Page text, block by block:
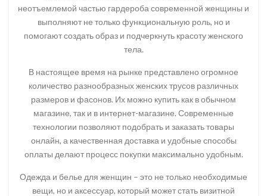
неотъемлемой частью гардероба современной женщины и
выполняют не только функциональную роль, но и
помогают создать образ и подчеркнуть красоту женского
тела.
В настоящее время на рынке представлено огромное
количество разнообразных женских трусов различных
размеров и фасонов. Их можно купить как в обычном
магазине, так и в интернет-магазине. Современные
технологии позволяют подобрать и заказать товары
онлайн, а качественная доставка и удобные способы
оплаты делают процесс покупки максимально удобным.
Одежда и белье для женщин – это не только необходимые
вещи, но и аксессуар, который может стать визитной